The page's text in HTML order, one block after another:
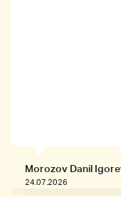
Morozov Danil
24.07.2026